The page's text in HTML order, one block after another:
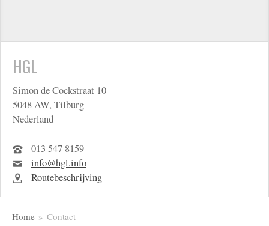
HGL
Simon de Cockstraat 10
5048 AW, Tilburg
Nederland
013 547 8159
info@hgl.info
Routebeschrijving
Home Contact